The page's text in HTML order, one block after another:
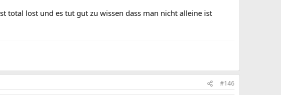
total lost und es tut gut zu wissen dass man nicht alleine ist
#146